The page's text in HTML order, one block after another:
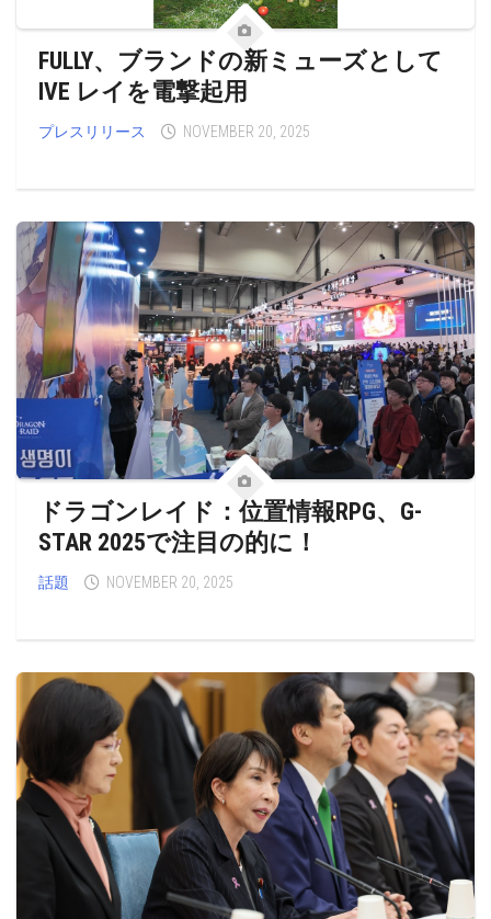
FULLY、ブランドの新ミューズとして
IVE レイを電撃起用
プレスリリース NOVEMBER 20, 2025
ドラゴンレイド：位置情報RPG、G-
STAR 2025で注目の的に！
話題 NOVEMBER 20, 2025